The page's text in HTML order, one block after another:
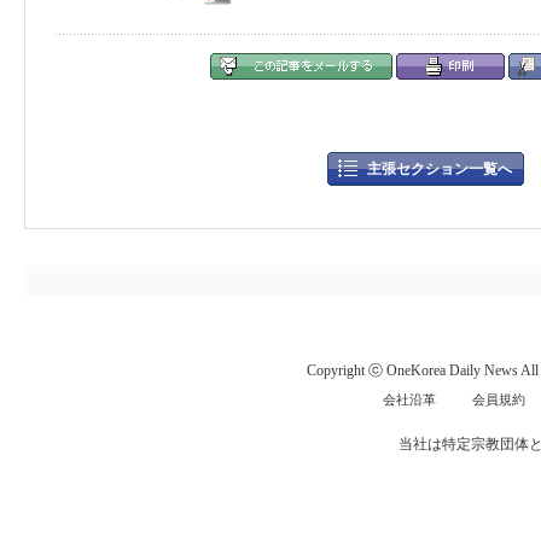
主張セクション一覧へ
Copyright ⓒ OneKorea Daily News All
会社沿革 会員規約
当社は特定宗教団体